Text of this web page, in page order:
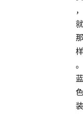
，
就
那
样
。
蓝
色
装